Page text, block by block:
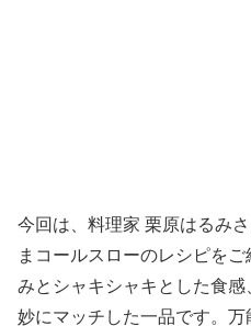
今回は、料理家 栗原はるみ
まコールスローのレシピを
みとシャキシャキとした食
妙にマッチした一品です。